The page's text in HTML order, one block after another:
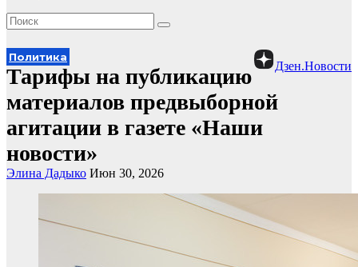
Дзен.Новости
Политика
Тарифы на публикацию
материалов предвыборной
агитации в газете «Наши
новости»
Элина Дадыко Июн 30, 2026